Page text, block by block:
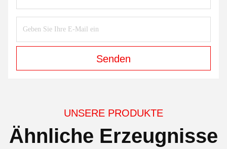
Senden
UNSERE PRODUKTE
Ähnliche Erzeugnisse